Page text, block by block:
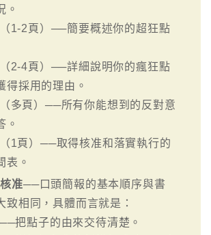
。
1-2頁）──簡要概述你的超狂點
2-4頁）──詳細說明你的瘋狂點
得採用的理由。
多頁）──所有你能想到的反對意
。
1頁）──取得核准和落實執行的
表。
准──口頭簡報的基本順序與書
致相同，具體而言就是：
把點子的由來交待清楚。